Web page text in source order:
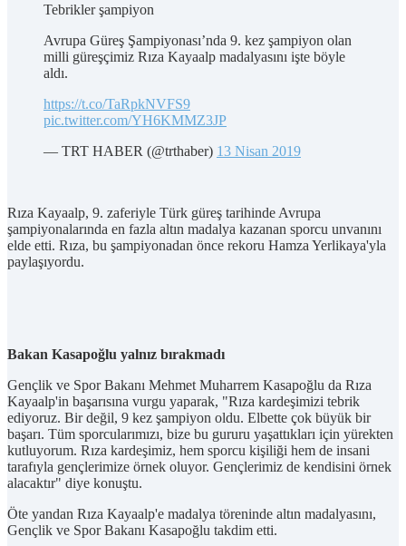
Tebrikler şampiyon
Avrupa Güreş Şampiyonası’nda 9. kez şampiyon olan
milli güreşçimiz Rıza Kayaalp madalyasını işte böyle
aldı.
https://t.co/TaRpkNVFS9
pic.twitter.com/YH6KMMZ3JP
— TRT HABER (@trthaber) 13 Nisan 2019
Rıza Kayaalp, 9. zaferiyle Türk güreş tarihinde Avrupa
şampiyonalarında en fazla altın madalya kazanan sporcu unvanını
elde etti. Rıza, bu şampiyonadan önce rekoru Hamza Yerlikaya'yla
paylaşıyordu.
Bakan Kasapoğlu yalnız bırakmadı
Gençlik ve Spor Bakanı Mehmet Muharrem Kasapoğlu da Rıza
Kayaalp'in başarısına vurgu yaparak, "Rıza kardeşimizi tebrik
ediyoruz. Bir değil, 9 kez şampiyon oldu. Elbette çok büyük bir
başarı. Tüm sporcularımızı, bize bu gururu yaşattıkları için yürekten
kutluyorum. Rıza kardeşimiz, hem sporcu kişiliği hem de insani
tarafıyla gençlerimize örnek oluyor. Gençlerimiz de kendisini örnek
alacaktır" diye konuştu.
Öte yandan Rıza Kayaalp'e madalya töreninde altın madalyasını,
Gençlik ve Spor Bakanı Kasapoğlu takdim etti.